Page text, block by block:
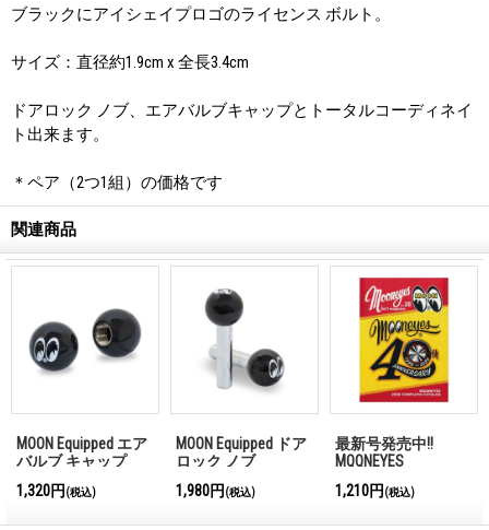
ブラックにアイシェイプロゴのライセンス ボルト。
サイズ：直径約1.9cm x 全長3.4cm
ドアロック ノブ、エアバルブキャップとトータルコーディネイ
ト出来ます。
＊ペア（2つ1組）の価格です
関連商品
MOON Equipped エア
バルブ キャップ
1,320円 (税込)
MOON Equipped ドア
ロック ノブ
1,980円 (税込)
最新号発売中!!
MQQNEYES
Magazine No.28 2026
1,210円 (税込)